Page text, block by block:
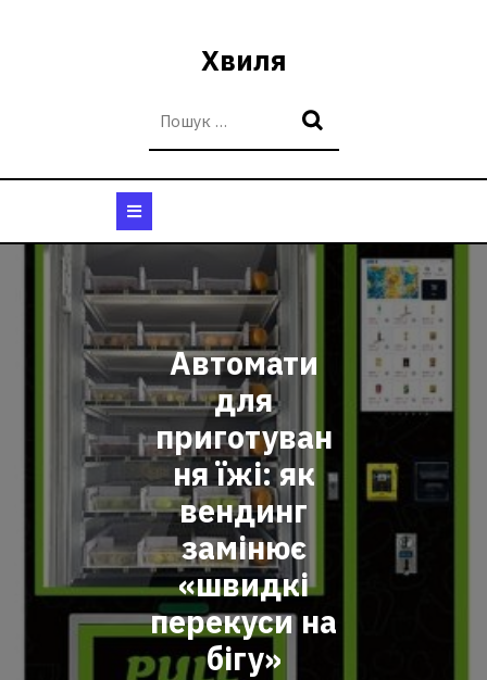
Хвиля
Відкрити
Автомати
для
приготуван
ня їжі: як
вендинг
замінює
«швидкі
перекуси на
бігу»